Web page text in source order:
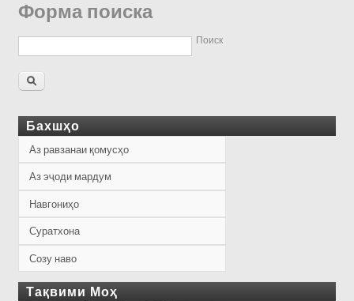
Форма поиска
Поиск
Бахшҳо
Аз равзанаи қомусҳо
Аз эҷоди мардум
Навгониҳо
Суратхона
Созу наво
Тақвими Моҳ